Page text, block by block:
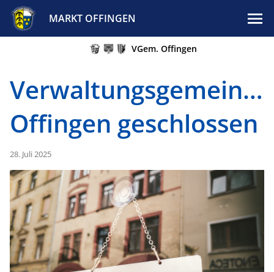
MARKT OFFINGEN
VGem. Offingen
Offingen geschlossen
28. Juli 2025